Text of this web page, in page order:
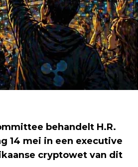
behandelt H.R.
14 mei in een executive
cryptowet van dit